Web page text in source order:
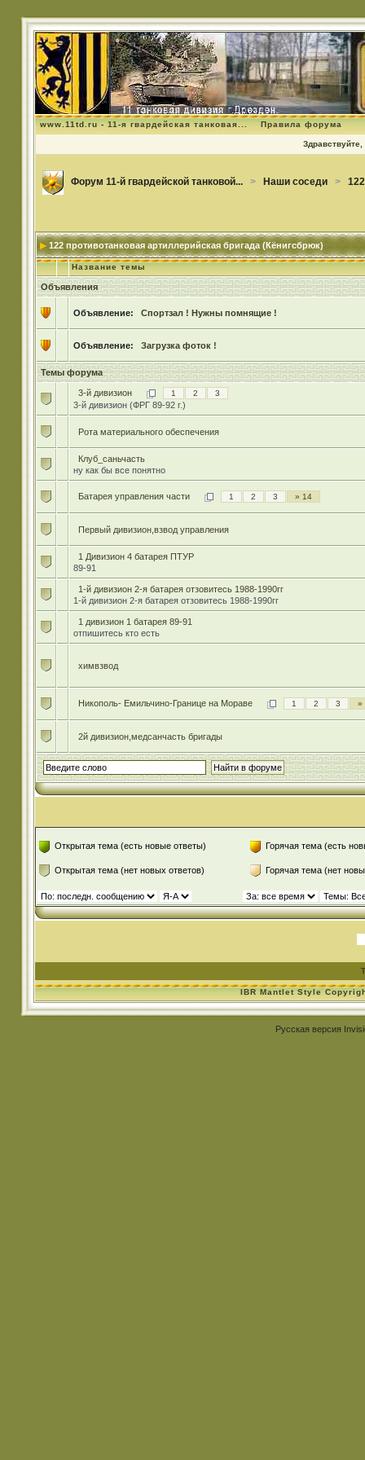
www.11td.ru - 11-я гвардейская танковая... Правила форума
Здравствуйте,
Форум 11-й гвардейской танковой... > Наши соседи >
122 противотанковая артиллерийская бригада (Кёнигсбрюк)
Название темы
Объявления
Объявление: Спортзал ! Нужны помнящие !
Объявление: Загрузка фоток !
Темы форума
3-й дивизион 1 2 3
3-й дивизион (ФРГ 89-92 г.)
Рота материального обеспечения
Клуб_саньчасть
ну как бы все понятно
Батарея управления части 1 2 3 » 14
Первый дивизион,взвод управления
1 Дивизион 4 батарея ПТУР
89-91
1-й дивизион 2-я батарея отзовитесь 1988-1990гг
1-й дивизион 2-я батарея отзовитесь 1988-1990гг
1 дивизион 1 батарея 89-91
отпишитесь кто есть
химвзвод
Никополь- Емильчино-Границе на Мораве 1 2 3 »
2й дивизион,медсанчасть бригады
Открытая тема (есть новые ответы)
Открытая тема (нет новых ответов)
Горячая тема (есть
Горячая тема (нет
IBR Mantlet Style
Русская версия